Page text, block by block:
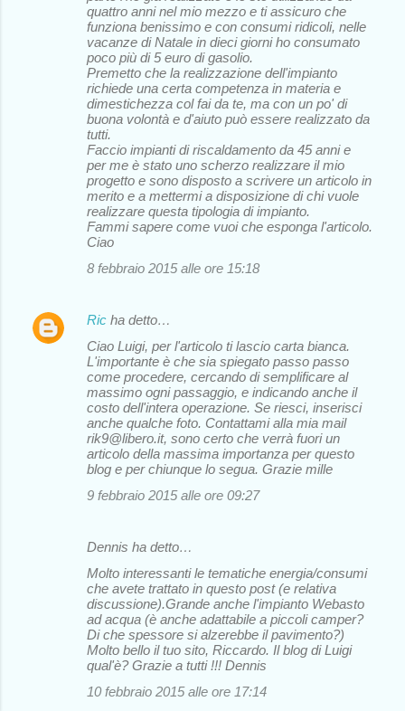
quattro anni nel mio mezzo e ti assicuro che
funziona benissimo e con consumi ridicoli, nelle
vacanze di Natale in dieci giorni ho consumato
poco più di 5 euro di gasolio.
Premetto che la realizzazione dell'impianto
richiede una certa competenza in materia e
dimestichezza col fai da te, ma con un po' di
buona volontà e d'aiuto può essere realizzato da
tutti.
Faccio impianti di riscaldamento da 45 anni e
per me è stato uno scherzo realizzare il mio
progetto e sono disposto a scrivere un articolo in
merito e a mettermi a disposizione di chi vuole
realizzare questa tipologia di impianto.
Fammi sapere come vuoi che esponga l'articolo.
Ciao
8 febbraio 2015 alle ore 15:18
Ric ha detto…
Ciao Luigi, per l'articolo ti lascio carta bianca.
L'importante è che sia spiegato passo passo
come procedere, cercando di semplificare al
massimo ogni passaggio, e indicando anche il
costo dell'intera operazione. Se riesci, inserisci
anche qualche foto. Contattami alla mia mail
rik9@libero.it, sono certo che verrà fuori un
articolo della massima importanza per questo
blog e per chiunque lo segua. Grazie mille
9 febbraio 2015 alle ore 09:27
Dennis ha detto…
Molto interessanti le tematiche energia/consumi
che avete trattato in questo post (e relativa
discussione).Grande anche l'impianto Webasto
ad acqua (è anche adattabile a piccoli camper?
Di che spessore si alzerebbe il pavimento?)
Molto bello il tuo sito, Riccardo. Il blog di Luigi
qual'è? Grazie a tutti !!! Dennis
10 febbraio 2015 alle ore 17:14